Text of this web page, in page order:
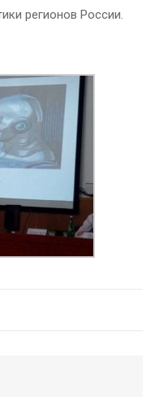
регионов России.